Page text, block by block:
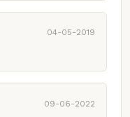
04-05-2019
09-06-2022